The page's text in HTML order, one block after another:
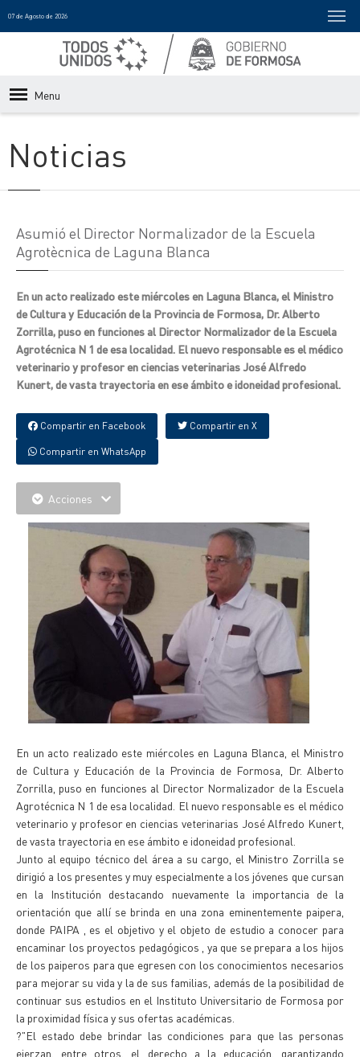
07 de Agosto de 2026
Menu
Noticias
Asumió el Director Normalizador de la Escuela
Agrotècnica de Laguna Blanca
En un acto realizado este miércoles en Laguna Blanca, el Ministro
de Cultura y Educación de la Provincia de Formosa, Dr. Alberto
Zorrilla, puso en funciones al Director Normalizador de la Escuela
Agrotécnica N 1 de esa localidad. El nuevo responsable es el médico
veterinario y profesor en ciencias veterinarias José Alfredo
Kunert, de vasta trayectoria en ese ámbito e idoneidad profesional.
Compartir en Facebook Compartir en X
Compartir en WhatsApp
Acciones
En un acto realizado este miércoles en Laguna Blanca, el Ministro
de Cultura y Educación de la Provincia de Formosa, Dr. Alberto
Zorrilla, puso en funciones al Director Normalizador de la Escuela
Agrotécnica N 1 de esa localidad. El nuevo responsable es el médico
veterinario y profesor en ciencias veterinarias José Alfredo Kunert,
de vasta trayectoria en ese ámbito e idoneidad profesional.
Junto al equipo técnico del área a su cargo, el Ministro Zorrilla se
dirigió a los presentes y muy especialmente a los jóvenes que cursan
en la Institución destacando nuevamente la importancia de la
orientación que allí se brinda en una zona eminentemente paipera,
donde PAIPA , es el objetivo y el objeto de estudio a conocer para
encaminar los proyectos pedagógicos , ya que se prepara a los hijos
de los paiperos para que egresen con los conocimientos necesarios
para mejorar su vida y la de sus familias, además de la posibilidad de
continuar sus estudios en el Instituto Universitario de Formosa por
la proximidad física y sus ofertas académicas.
?"El estado debe brindar las condiciones para que las personas
ejerzan, entre otros, el derecho a la educación, garantizando